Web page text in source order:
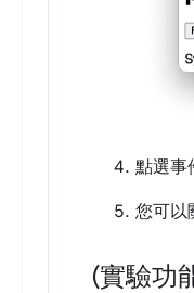
點選事
您可以
(實驗功